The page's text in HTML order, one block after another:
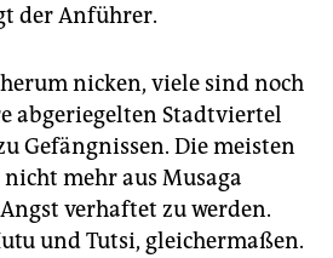
der Anführer.
nicken, viele sind noch
abgeriegelten Stadtviertel
Gefängnissen. Die meisten
mehr aus Musaga
verhaftet zu werden.
und Tutsi, gleichermaßen.